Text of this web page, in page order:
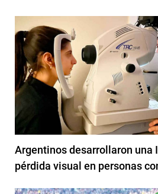
Argentinos desarrollaron una
pérdida visual en personas